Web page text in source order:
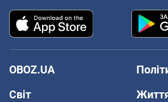
OBOZ.UA
Світ